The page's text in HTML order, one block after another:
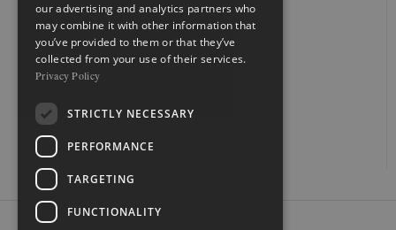
our advertising and analytics partners who
may combine it with other information that
you’ve provided to them or that they’ve
collected from your use of their services.
Privacy Policy
STRICTLY NECESSARY
PERFORMANCE
TARGETING
FUNCTIONALITY